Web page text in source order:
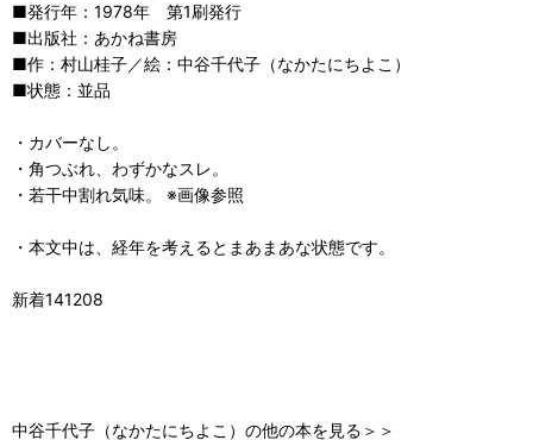
■発行年：1978年 第1刷発行
■出版社：あかね書房
■作：村山桂子／絵：中谷千代子（なかたにちよこ）
■状態：並品
・カバーなし。
・角つぶれ、わずかなスレ。
・若干中割れ気味。 ※画像参照
・本文中は、経年を考えるとまあまあな状態です。
新着141208
中谷千代子（なかたにちよこ）の他の本を見る＞＞